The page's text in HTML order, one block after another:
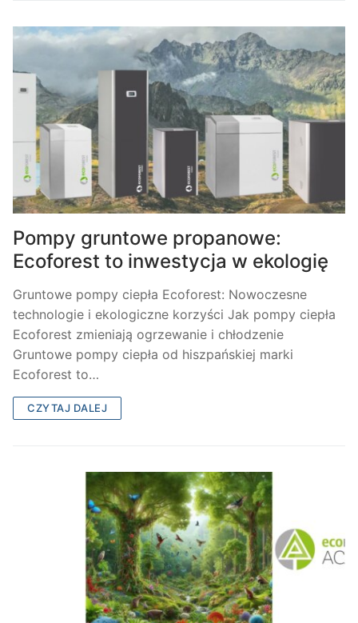
Pompy gruntowe propanowe:
Ecoforest to inwestycja w ekologię
Gruntowe pompy ciepła Ecoforest: Nowoczesne
technologie i ekologiczne korzyści Jak pompy ciepła
Ecoforest zmieniają ogrzewanie i chłodzenie
Gruntowe pompy ciepła od hiszpańskiej marki
Ecoforest to…
CZYTAJ DALEJ